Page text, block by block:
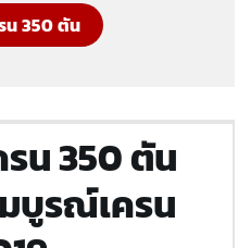
น 350 ตัน
รน 350 ตัน
บูรณ์เครน